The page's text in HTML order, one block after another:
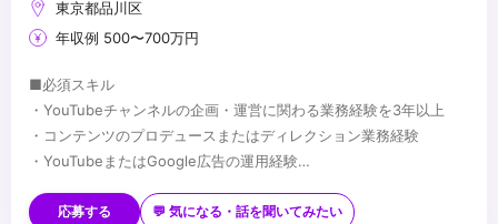
東京都品川区
年収例 500〜700万円
■必須スキル
・YouTubeチャンネルの企画・運営に関わる業務経験を3年以上
・コンテンツのプロデュースまたはディレクション業務経験
・YouTubeまたはGoogle広告の運用経験
・動画制作や編集など、ご自身でクリエイティブ業務に携わった経
応募する 💬 気になる・話を聞いてみたい